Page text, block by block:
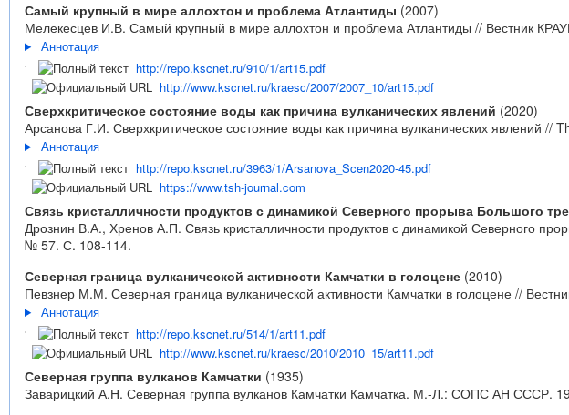
Самый крупный в мире аллохтон и проблема Атлантиды (2007)
Мелекесцев И.В. Самый крупный в мире аллохтон и проблема Атлантиды // Вестник
Аннотация
http://repo.kscnet.ru/910/1/art15.pdf
http://www.kscnet.ru/kraesc/2007/2007_10/art15.pdf
Сверхкритическое состояние воды как причина вулканических явлений (2020)
Арсанова Г.И. Сверхкритическое состояние воды как причина вулканических явлений
Аннотация
http://repo.kscnet.ru/3963/1/Arsanova_Scen2020-45.pdf
https://www.tsh-journal.com
Связь кристалличности продуктов с динамикой Северного прорыва Большого
Дрознин В.А., Хренов А.П. Связь кристалличности продуктов с динамикой Северного
№ 57. С. 108-114.
Северная граница вулканической активности Камчатки в голоцене (2010)
Певзнер М.М. Северная граница вулканической активности Камчатки в голоцене //
Аннотация
http://repo.kscnet.ru/514/1/art11.pdf
http://www.kscnet.ru/kraesc/2010/2010_15/art11.pdf
Северная группа вулканов Камчатки (1935)
Заварицкий А.Н. Северная группа вулканов Камчатки Камчатка. М.-Л.: СОПС АН СССР.